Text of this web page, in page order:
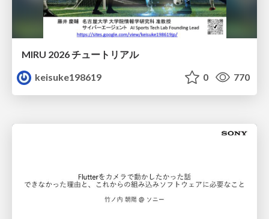
MIRU 2026 チュートリアル
keisuke198619
0 770